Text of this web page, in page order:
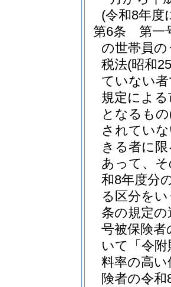
(令和8年度
第6条
第一
の世帯員
税法(昭和
ていない
規定によ
となるもの
されてい
きる者に
あって、
和8年度分
る区分を
条の規定
号被保険者
いて「令
料率の高
険者の令